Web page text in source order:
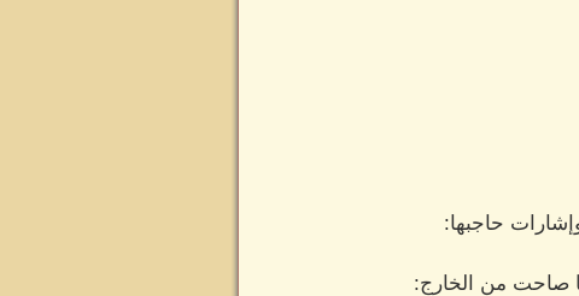
حاجبها:
صاحت من الخارج: